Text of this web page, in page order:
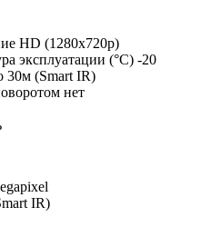
HD (1280x720p)
эксплуатации (°C) -20
30м (Smart IR)
нет
IR)